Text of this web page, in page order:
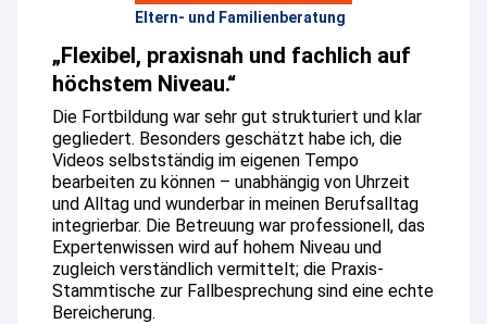
Eltern- und Familienberatung
„Flexibel, praxisnah und fachlich auf
höchstem Niveau.“
Die Fortbildung war sehr gut strukturiert und klar
gegliedert. Besonders geschätzt habe ich, die
Videos selbstständig im eigenen Tempo
bearbeiten zu können – unabhängig von Uhrzeit
und Alltag und wunderbar in meinen Berufsalltag
integrierbar. Die Betreuung war professionell, das
Expertenwissen wird auf hohem Niveau und
zugleich verständlich vermittelt; die Praxis-
Stammtische zur Fallbesprechung sind eine echte
Bereicherung.